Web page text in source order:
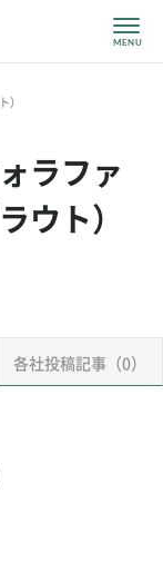
知らせ
）
ラファ
ウト）
各社投稿記事（0）